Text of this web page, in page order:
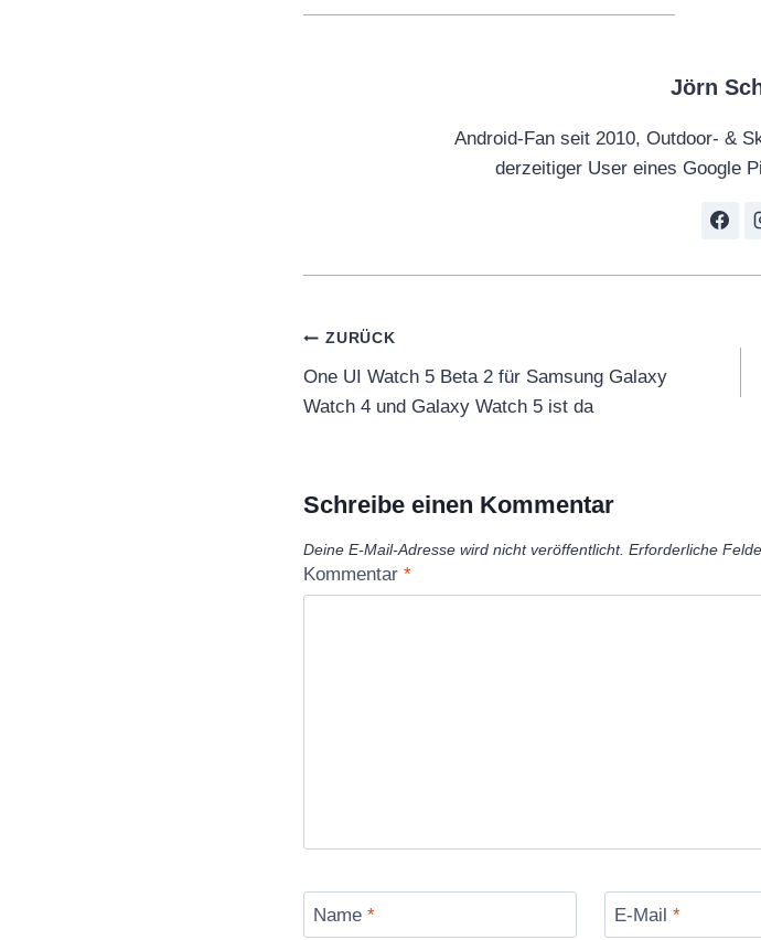
Jörn
Android-Fan seit 2010, Outdoor- &
derzeitiger User eines Google
Beitragsnavigation
ZURÜCK
One UI Watch 5 Beta 2 für Samsung Galaxy
Watch 4 und Galaxy Watch 5 ist da
Schreibe einen Kommentar
Deine E-Mail-Adresse wird nicht veröffentlicht. Erforderliche
Kommentar *
Name * E-Mail *